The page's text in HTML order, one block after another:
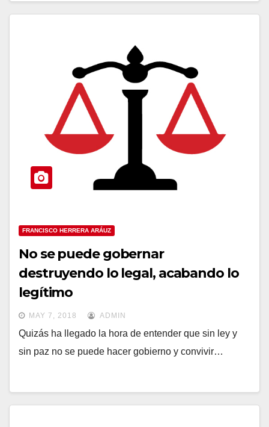
FRANCISCO HERRERA ARÁUZ
No se puede gobernar
destruyendo lo legal, acabando lo
legítimo
MAY 7, 2018 ADMIN
Quizás ha llegado la hora de entender que sin ley y
sin paz no se puede hacer gobierno y convivir…